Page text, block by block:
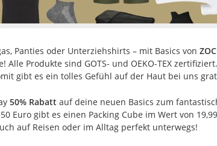
Panties oder Unterziehshirts – mit Basics von
Alle Produkte sind GOTS- und OEKO-TEX
gibt es ein tolles Gefühl auf der Haut bei uns
50% Rabatt auf deine neuen Basics zum
Euro gibt es einen Packing Cube im Wert von
auf Reisen oder im Alltag perfekt unterwegs!